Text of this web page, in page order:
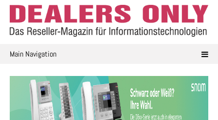
Skip
content
Main Navigation